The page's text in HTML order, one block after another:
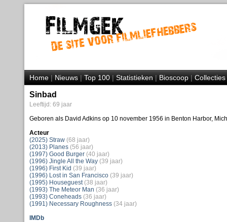
Home|Nieuws|Top 100|Statistieken|Bioscoop|Collecties
Sinbad
Leeftijd: 69 jaar
Geboren als David Adkins op 10 november 1956 in Benton Harbor,
Acteur
(2025) Straw (68 jaar)
(2013) Planes (56 jaar)
(1997) Good Burger (40 jaar)
(1996) Jingle All the Way (39 jaar)
(1996) First Kid (39 jaar)
(1996) Lost in San Francisco (39 jaar)
(1995) Houseguest (38 jaar)
(1993) The Meteor Man (36 jaar)
(1993) Coneheads (36 jaar)
(1991) Necessary Roughness (34 jaar)
IMDb